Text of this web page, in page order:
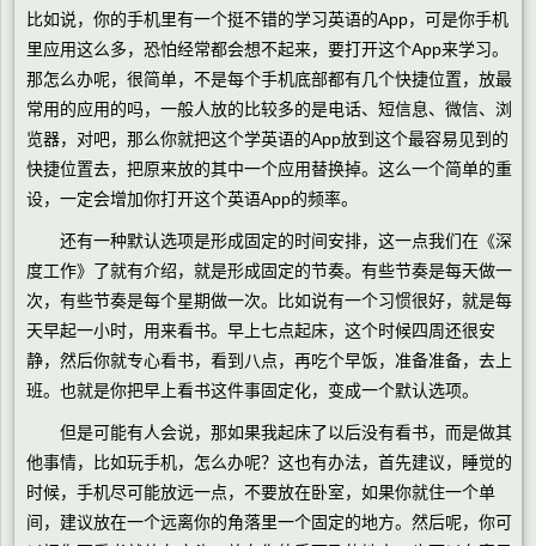
比如说，你的手机里有一个挺不错的学习英语的App，可是你手机
里应用这么多，恐怕经常都会想不起来，要打开这个App来学习。
那怎么办呢，很简单，不是每个手机底部都有几个快捷位置，放最
常用的应用的吗，一般人放的比较多的是电话、短信息、微信、浏
览器，对吧，那么你就把这个学英语的App放到这个最容易见到的
快捷位置去，把原来放的其中一个应用替换掉。这么一个简单的重
设，一定会增加你打开这个英语App的频率。
还有一种默认选项是形成固定的时间安排，这一点我们在《深
度工作》了就有介绍，就是形成固定的节奏。有些节奏是每天做一
次，有些节奏是每个星期做一次。比如说有一个习惯很好，就是每
天早起一小时，用来看书。早上七点起床，这个时候四周还很安
静，然后你就专心看书，看到八点，再吃个早饭，准备准备，去上
班。也就是你把早上看书这件事固定化，变成一个默认选项。
但是可能有人会说，那如果我起床了以后没有看书，而是做其
他事情，比如玩手机，怎么办呢？这也有办法，首先建议，睡觉的
时候，手机尽可能放远一点，不要放在卧室，如果你就住一个单
间，建议放在一个远离你的角落里一个固定的地方。然后呢，你可